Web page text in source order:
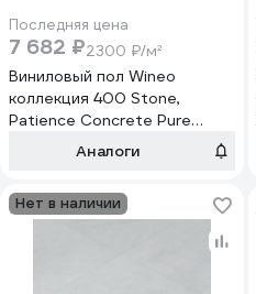
Последняя цена
7 682 ₽2300 ₽/м²
Виниловый пол Wineo
коллекция 400 Stone,
Patience Concrete Pure
Аналоги
Нет в наличии